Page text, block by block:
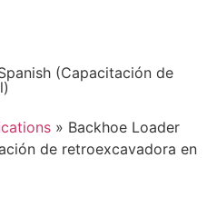
(Capacitación de
» Backhoe Loader
de retroexcavadora en